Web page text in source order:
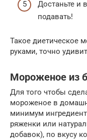
Достаньте и
подавать!
Такое диетическое
руками, точно
Мороженое из
Для того чтобы
мороженое в
минимум
ряженки или
добавок), по вкусу